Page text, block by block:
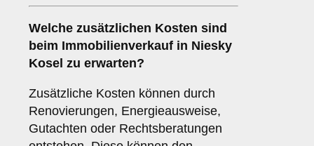
Welche zusätzlichen Kosten sind
beim Immobilienverkauf in Niesky
Kosel zu erwarten?
Zusätzliche Kosten können durch
Renovierungen, Energieausweise,
Gutachten oder Rechtsberatungen